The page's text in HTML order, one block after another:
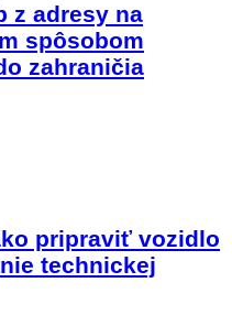
z adresy na
spôsobom
zahraničia
pripraviť vozidlo
technickej